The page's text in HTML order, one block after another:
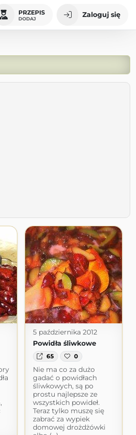
PRZEPIS
DODAJ Zaloguj się
5 października 2012
Powidła śliwkowe
65 0
Nie ma co za dużo
gadać o powidłach
śliwkowych, są po
prostu najlepsze ze
wszystkich powideł.
Teraz tylko muszę się
zabrać za wypiek
domowej drożdżówki